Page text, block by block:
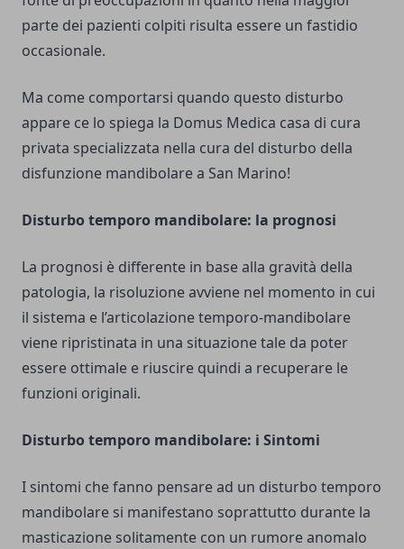
parte dei pazienti colpiti risulta essere un fastidio
occasionale.
Ma come comportarsi quando questo disturbo
appare ce lo spiega la Domus Medica casa di cura
privata specializzata nella cura del disturbo della
disfunzione mandibolarea San Marino!
Disturbo temporo mandibolare: la prognosi
La prognosi è differente in base alla gravità della
patologia, la risoluzione avviene nel momento in cui
il sistema e l’articolazione temporo-mandibolare
viene ripristinata in una situazione tale da poter
essere ottimale e riuscire quindi a recuperare le
funzioni originali.
Disturbo temporo mandibolare: i Sintomi
I sintomi che fanno pensare ad un disturbo temporo
mandibolare si manifestano soprattutto durante la
masticazione solitamente con un rumore anomalo